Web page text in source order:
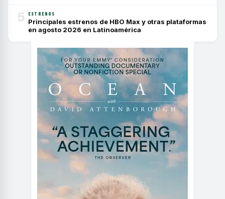
5 ESTRENOS
Principales estrenos de HBO Max y otras plataformas
en agosto 2026 en Latinoamérica